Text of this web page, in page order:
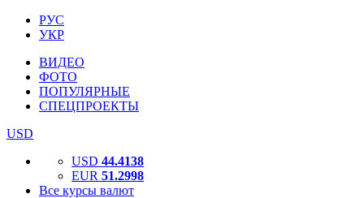
РУС
УКР
ВИДЕО
ФОТО
ПОПУЛЯРНЫЕ
СПЕЦПРОЕКТЫ
USD
USD 44.4138
EUR 51.2998
Все курсы валют